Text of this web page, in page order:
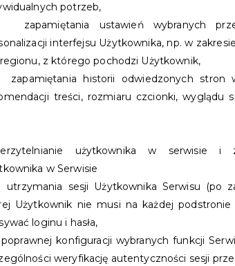
Pomoc / FAQ
Dokumenty do
pobrania
Mapa
Jak
potrzeb,
ustawień wybranych
interfejsu Użytkownika, np. w
z którego pochodzi Użytkownik,
historii odwiedzonych stron
treści, rozmiaru czcionki, wyglądu
użytkownika w serwisie i
w Serwisie
sesji Użytkownika Serwisu (po
Użytkownik nie musi na każdej podstronie
loginu i hasła,
konfiguracji wybranych funkcji
weryfikację autentyczności sesji